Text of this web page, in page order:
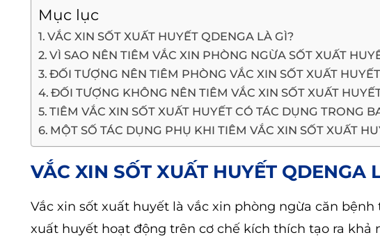
Mục lục
VẮC XIN SỐT XUẤT HUYẾT QDENGA LÀ GÌ?
VÌ SAO NÊN TIÊM VẮC XIN PHÒNG NGỪA SỐT XUẤT
ĐỐI TƯỢNG NÊN TIÊM PHÒNG VẮC XIN SỐT XUẤT
ĐỐI TƯỢNG KHÔNG NÊN TIÊM VẮC XIN SỐT XUẤT
TIÊM VẮC XIN SỐT XUẤT HUYẾT CÓ TÁC DỤNG TRONG
MỘT SỐ TÁC DỤNG PHỤ KHI TIÊM VẮC XIN SỐT XUẤT
VẮC XIN SỐT XUẤT HUYẾT QDENGA
Vắc xin sốt xuất huyết là vắc xin phòng ngừa căn
xuất huyết hoạt động trên cơ chế kích thích tạo ra